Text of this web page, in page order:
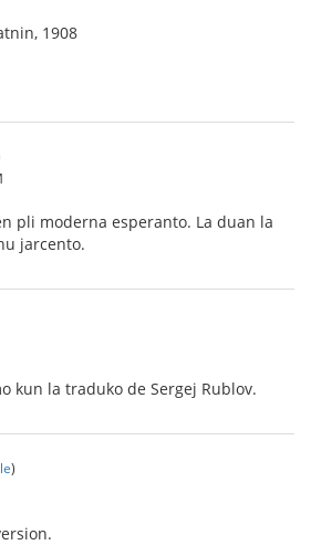
1908
pli moderna esperanto. La duan la
jarcento.
kun la traduko de Sergej Rublov.
)